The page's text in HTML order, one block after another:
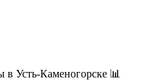
в Усть-Каменогорске 📊